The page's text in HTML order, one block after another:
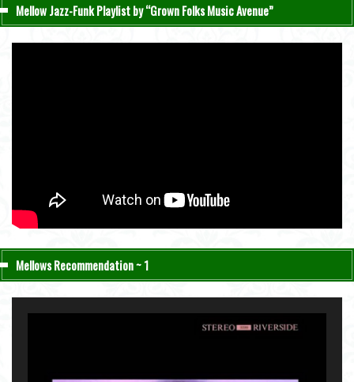
Mellow Jazz-Funk Playlist by “Grown Folks Music Avenue”
Mellows Recommendation ~ 1